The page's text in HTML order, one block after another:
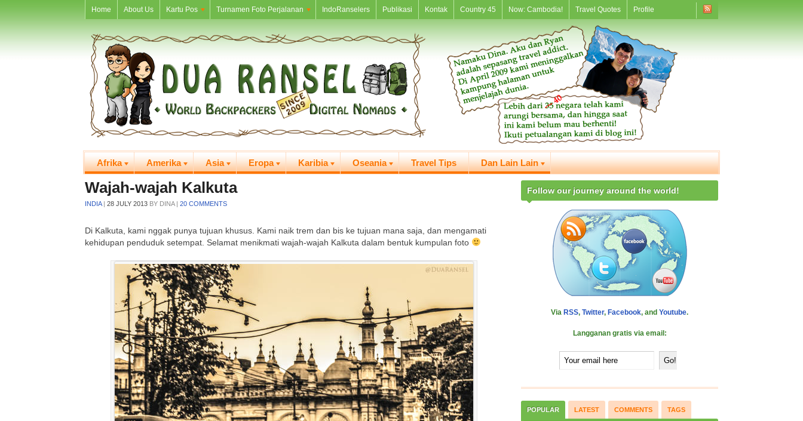
Home About Us Kartu Pos Turnamen Foto Perjalanan IndoRanselers Publikasi Kontak Country 45 Now: Cambodia! Travel Quotes Profile
Afrika Amerika Asia Eropa Karibia Oseania Travel Tips Dan Lain Lain
Wajah-wajah Kalkuta
INDIA| 28 JULY 2013 BY DINA| 20 COMMENTS
Di Kalkuta, kami nggak punya tujuan khusus. Kami naik trem dan bis ke tujuan mana saja, dan mengamati
kehidupan penduduk setempat. Selamat menikmati wajah-wajah Kalkuta dalam bentuk kumpulan foto
Follow our journey around the world!
Via RSS, Twitter, Facebook, and Youtube.
Langganan gratis via email:
POPULAR LATEST COMMENTS TAGS